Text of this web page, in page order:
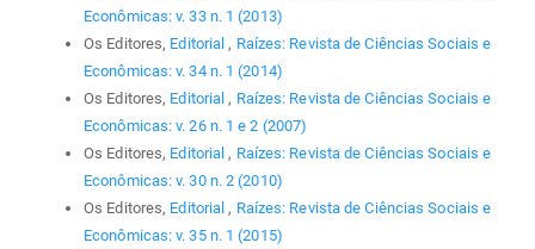
Econômicas: v. 33 n. 1 (2013)
Os Editores, Editorial, Raízes: Revista de Ciências Sociais e
Econômicas: v. 34 n. 1 (2014)
Os Editores, Editorial, Raízes: Revista de Ciências Sociais e
Econômicas: v. 26 n. 1 e 2 (2007)
Os Editores, Editorial, Raízes: Revista de Ciências Sociais e
Econômicas: v. 30 n. 2 (2010)
Os Editores, Editorial, Raízes: Revista de Ciências Sociais e
Econômicas: v. 35 n. 1 (2015)